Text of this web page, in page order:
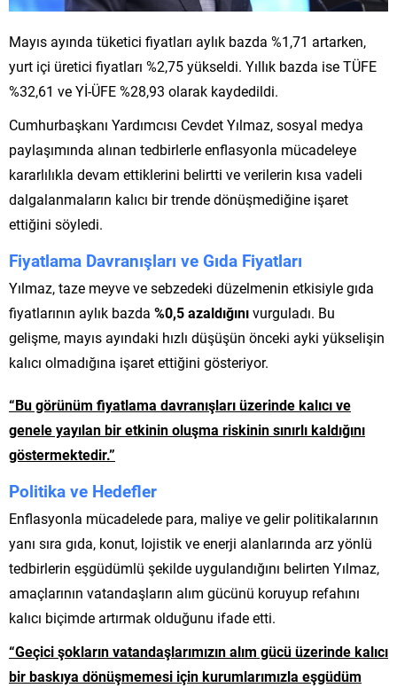
Mayıs ayında tüketici fiyatları aylık bazda %1,71 artarken,
yurt içi üretici fiyatları %2,75 yükseldi. Yıllık bazda ise TÜFE
%32,61 ve Yİ-ÜFE %28,93 olarak kaydedildi.
Cumhurbaşkanı Yardımcısı Cevdet Yılmaz, sosyal medya
paylaşımında alınan tedbirlerle enflasyonla mücadeleye
kararlılıkla devam ettiklerini belirtti ve verilerin kısa vadeli
dalgalanmaların kalıcı bir trende dönüşmediğine işaret
ettiğini söyledi.
Fiyatlama Davranışları ve Gıda Fiyatları
Yılmaz, taze meyve ve sebzedeki düzelmenin etkisiyle gıda
fiyatlarının aylık bazda %0,5 azaldığınıvurguladı. Bu
gelişme, mayıs ayındaki hızlı düşüşün önceki ayki yükselişin
kalıcı olmadığına işaret ettiğini gösteriyor.
“Bu görünüm fiyatlama davranışları üzerinde kalıcı ve
genele yayılan bir etkinin oluşma riskinin sınırlı kaldığını
göstermektedir.”
Politika ve Hedefler
Enflasyonla mücadelede para, maliye ve gelir politikalarının
yanı sıra gıda, konut, lojistik ve enerji alanlarında arz yönlü
tedbirlerin eşgüdümlü şekilde uygulandığını belirten Yılmaz,
amaçlarının vatandaşların alım gücünü koruyup refahını
kalıcı biçimde artırmak olduğunu ifade etti.
“Geçici şokların vatandaşlarımızın alım gücü üzerinde kalıcı
bir baskıya dönüşmemesi için kurumlarımızla eşgüdüm